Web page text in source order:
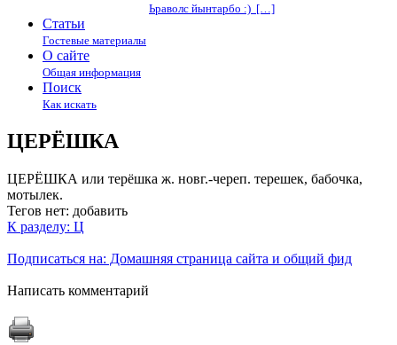
Ьраволс йынтарбо :) […]
Статьи
Гостевые материалы
О сайте
Общая информация
Поиск
Как искать
ЦЕРЁШКА
ЦЕРЁШКА или терёшка ж. новг.-череп. терешек, бабочка,
мотылек.
Тегов нет: добавить
К разделу: Ц
Подписаться на: Домашняя страница сайта и общий фид
Написать комментарий